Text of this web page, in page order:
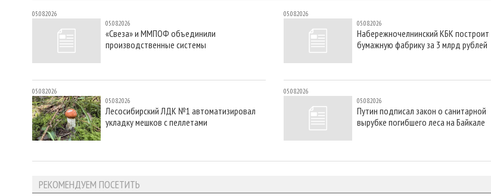
05.08.2026
05.08.2026
«Свеза» и ММПОФ объединили
производственные системы
05.08.2026
05.08.2026
Лесосибирский ЛДК №1 автоматизировал
укладку мешков с пеллетами
05.08.2026
05.08.2026
Набережночелнинский КБК
бумажную фабрику за 3 млрд рублей
05.08.2026
05.08.2026
Путин подписал закон о санитарной
вырубке погибшего леса на Байкале
РЕКОМЕНДУЕМ ПОСЕТИТЬ